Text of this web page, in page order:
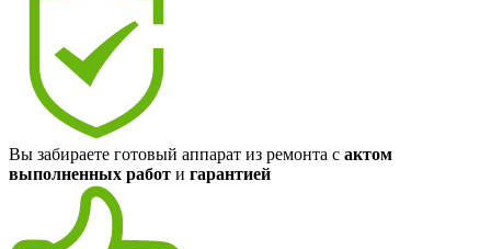
Вы забираете готовый аппарат из ремонта с актом
выполненных работ и гарантией